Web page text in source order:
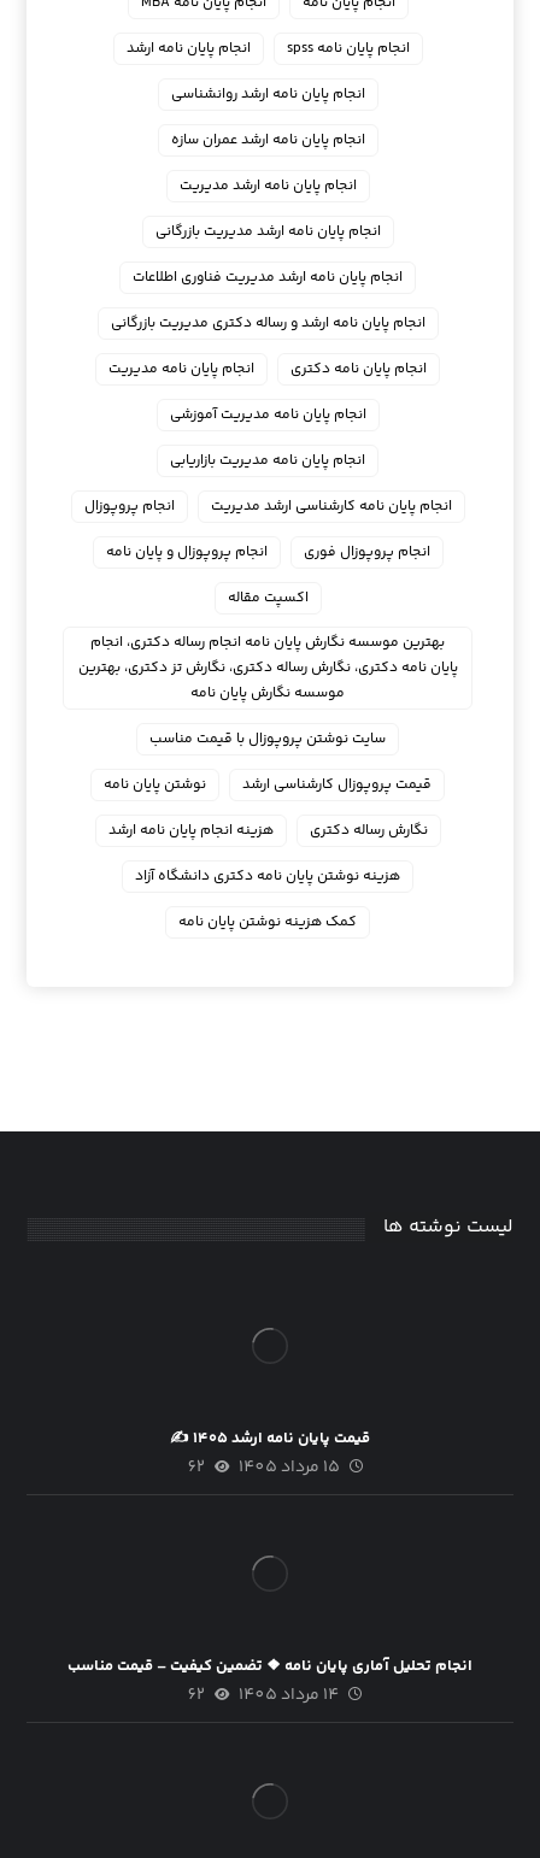
انجام پایان نامه spss
انجام پایان نامه ارشد
انجام پایان نامه ارشد روانشناسی
انجام پایان نامه ارشد عمران سازه
انجام پایان نامه ارشد مدیریت
انجام پایان نامه ارشد مدیریت بازرگانی
انجام پایان نامه ارشد مدیریت فناوری اطلاعات
انجام پایان نامه ارشد و رساله دکتری مدیریت بازرگانی
انجام پایان نامه دکتری
انجام پایان نامه مدیریت
انجام پایان نامه مدیریت آموزشی
انجام پایان نامه مدیریت بازاریابی
انجام پایان نامه کارشناسی ارشد مدیریت
انجام پروپوزال
انجام پروپوزال فوری
انجام پروپوزال و پایان نامه
اکسپت مقاله
بهترین موسسه نگارش پایان نامه انجام رساله دکتری، انجام
پایان نامه دکتری، نگارش رساله دکتری، نگارش تز دکتری، بهترین
موسسه نگارش پایان نامه
سایت نوشتن پروپوزال با قیمت مناسب
قیمت پروپوزال کارشناسی ارشد
نوشتن پایان نامه
نگارش رساله دکتری
هزینه انجام پایان نامه ارشد
هزینه نوشتن پایان نامه دکتری دانشگاه آزاد
کمک هزینه نوشتن پایان نامه
لیست نوشته ها
قیمت پایان نامه ارشد ۱۴۰۵ ✍
15 مرداد 1405 62
انجام تحلیل آماری پایان نامه ❖ تضمین کیفیت – قیمت مناسب
14 مرداد 1405 62